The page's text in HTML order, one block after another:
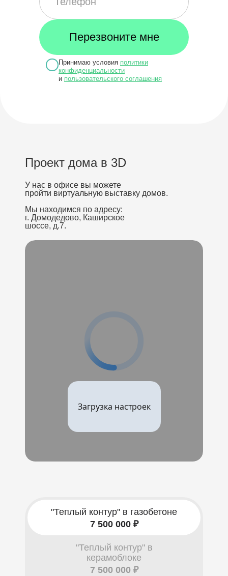
Принимаю условия политики
конфиденциальности
и пользовательского соглашения
Проект дома в 3D
У нас в офисе вы можете
пройти виртуальную выставку домов.
Мы находимся по адресу:
г. Домодедово, Каширское
шоссе, д.7.
Загрузка настроек
"Теплый контур" в газобетоне
7 500 000 ₽
"Теплый контур" в
керамоблоке
7 500 000 ₽